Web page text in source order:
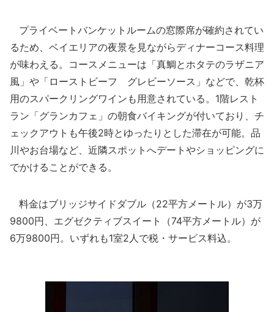
プライベートバンケットルームの窓際席が確約されてい
るため、ベイエリアの夜景を見ながらディナーコース料理
が味わえる。コースメニューは「真鯛とホタテのラザニア
風」や「ローストビーフ グレビーソース」などで、乾杯
用のスパークリングワインも用意されている。1階レスト
ラン「グランカフェ」の朝食バイキングが付いており、チ
ェックアウトも午後2時とゆったりとした滞在が可能。品
川やお台場など、近隣スポットへデートやショッピングに
でかけることができる。
料金はブリッジサイドダブル（22平方メートル）が3万
9800円、エグゼクティブスイート（74平方メートル）が
6万9800円。いずれも1室2人で税・サービス料込。